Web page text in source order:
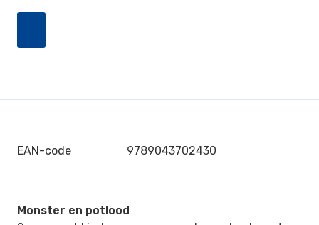
EAN-code 9789043702430
Monster en potlood